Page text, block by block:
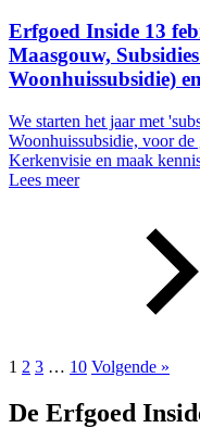
Erfgoed Inside 13
Maasgouw,
Woonhuissubsidie)
We starten het jaar met
Woonhuissubsidie, voor de
Kerkenvisie en maak
Lees meer
1 2 3 … 10 Volgende »
De Erfgoed